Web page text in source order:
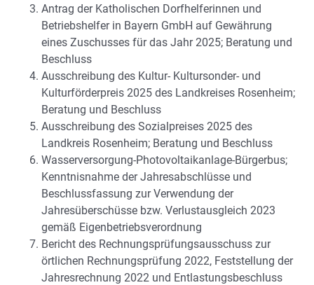
Antrag der Katholischen Dorfhelferinnen und
Betriebshelfer in Bayern GmbH auf Gewährung
eines Zuschusses für das Jahr 2025; Beratung und
Beschluss
Ausschreibung des Kultur- Kultursonder- und
Kulturförderpreis 2025 des Landkreises Rosenheim;
Beratung und Beschluss
Ausschreibung des Sozialpreises 2025 des
Landkreis Rosenheim; Beratung und Beschluss
Wasserversorgung-Photovoltaikanlage-Bürgerbus;
Kenntnisnahme der Jahresabschlüsse und
Beschlussfassung zur Verwendung der
Jahresüberschüsse bzw. Verlustausgleich 2023
gemäß Eigenbetriebsverordnung
Bericht des Rechnungsprüfungsausschuss zur
örtlichen Rechnungsprüfung 2022, Feststellung der
Jahresrechnung 2022 und Entlastungsbeschluss